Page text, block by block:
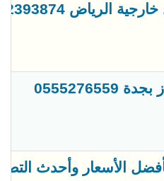
الرياض 0532393874
وأحدث التصاميم